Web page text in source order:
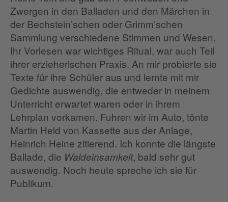
Zwergen in den Balladen und den Märchen in
der Bechstein’schen oder Grimm’schen
Sammlung verschiedene Stimmen und Wesen.
Ihr Vorlesen war wichtiges Ritual, war auch Teil
ihrer erzieherischen Praxis. An mir probierte sie
Texte für ihre Schüler aus und lernte mit mir
Gedichte auswendig, die entweder in meinem
Unterricht erwartet waren oder in ihrem
Lehrplan vorkamen. Fuhren wir im Auto, tönte
Martin Held von Kassette aus der Anlage,
Heinrich Heine zitierend. Ich konnte die längste
Ballade, die Waldeinsamkeit, bald sehr gut
auswendig. Noch heute spreche ich sie für
Publikum.